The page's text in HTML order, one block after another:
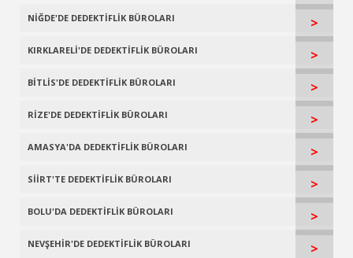
NİĞDE'DE DEDEKTİFLİK BÜROLARI >
KIRKLARELİ'DE DEDEKTİFLİK BÜROLARI >
BİTLİS'DE DEDEKTİFLİK BÜROLARI >
RİZE'DE DEDEKTİFLİK BÜROLARI >
AMASYA'DA DEDEKTİFLİK BÜROLARI >
SİİRT'TE DEDEKTİFLİK BÜROLARI >
BOLU'DA DEDEKTİFLİK BÜROLARI >
NEVŞEHİR'DE DEDEKTİFLİK BÜROLARI >